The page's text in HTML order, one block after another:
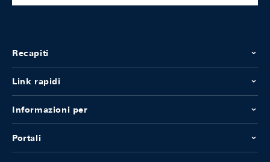
Recapiti
Link rapidi
Informazioni per
Portali